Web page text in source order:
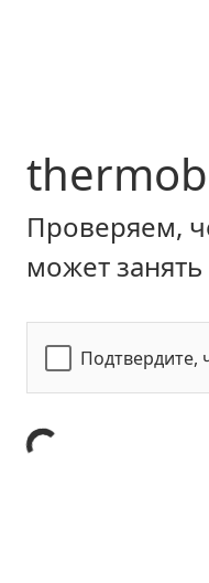
Проверяем,
может
Подтвердите,